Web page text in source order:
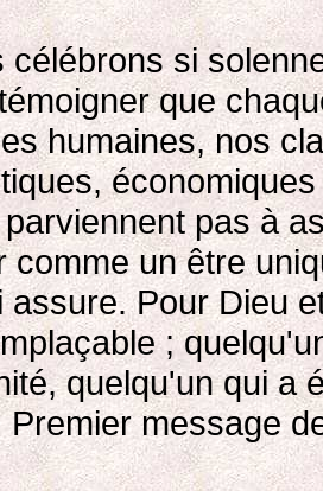
célébrons si
que
humaines, nos
pas à
comme un être
assure. Pour Dieu
;
quelqu'un qui a
message